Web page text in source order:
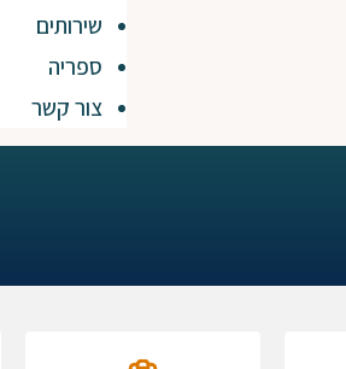
שירותים
ספריה
צור קשר